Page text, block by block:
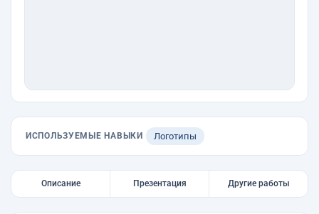
ИСПОЛЬЗУЕМЫЕ НАВЫКИ Логотипы
Описание Презентация Другие работы